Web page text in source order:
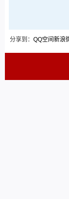
分享到： QQ空间 新浪